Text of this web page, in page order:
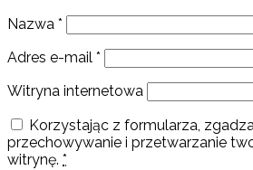
Nazwa *
Adres e-mail *
Witryna internetowa
Korzystając z formularza,
przechowywanie i przetwarzanie
witrynę. *